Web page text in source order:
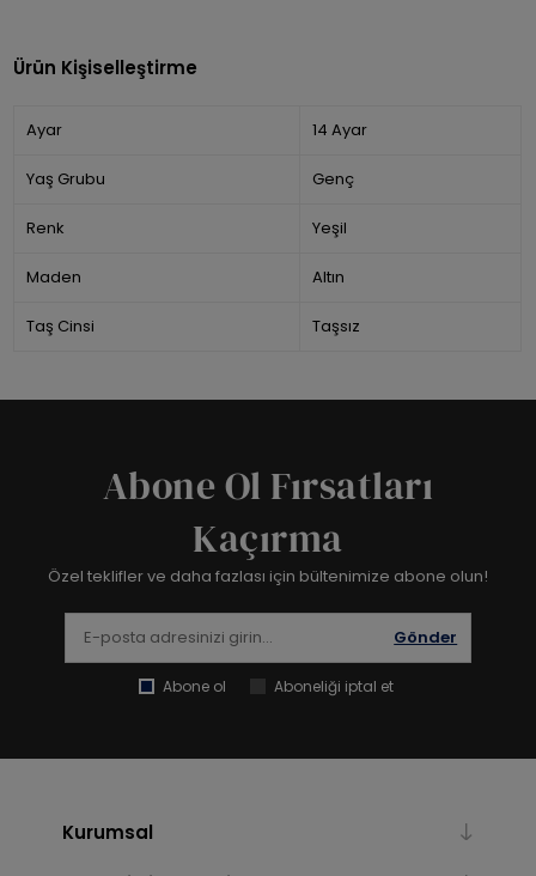
Ürün Kişiselleştirme
Ayar 14 Ayar
Yaş Grubu Genç
Renk Yeşil
Maden Altın
Taş Cinsi Taşsız
Abone Ol Fırsatları
Kaçırma
Özel teklifler ve daha fazlası için bültenimize abone olun!
Gönder
Abone ol Aboneliği iptal et
Kurumsal